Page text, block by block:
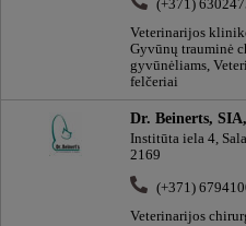
(+371)
Veterinarijos
Gyvūnų trauminė
gyvūnėliams,
felčeriai
Dr. Beinerts,
Institūta iela 4,
2169
(+371)
Veterinarijos